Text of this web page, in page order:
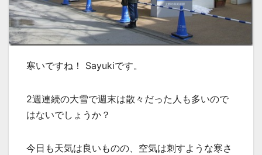
寒いですね！ Sayukiです。
2週連続の大雪で週末は散々だった人も多いので
はないでしょうか？
今日も天気は良いものの、空気は刺すような寒さ